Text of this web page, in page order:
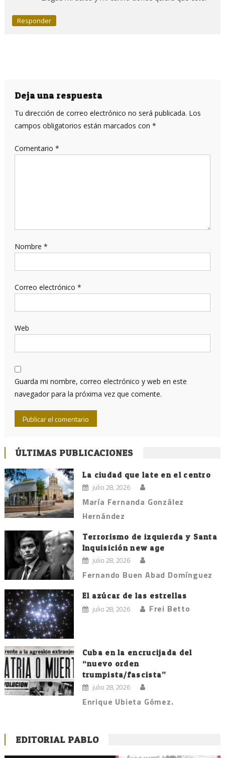
Responder
Deja una respuesta
Tu dirección de correo electrónico no será publicada. Los
campos obligatorios están marcados con *
Comentario *
Nombre *
Correo electrónico *
Web
Guarda mi nombre, correo electrónico y web en este
navegador para la próxima vez que comente.
ÚLTIMAS PUBLICACIONES
La ciudad que late en el centro
julio 28, 2026
María Fernanda González
Hernández
Terrorismo de izquierda y Santa
Inquisición new age
julio 28, 2026
Fernando Buen Abad Domínguez
El azúcar de las estrellas
julio 28, 2026 Frei Betto
Cuba en la encrucijada del
“nuevo orden
trumpista/fascista”
julio 28, 2026
Enrique Ubieta Gómez.
EDITORIAL PABLO